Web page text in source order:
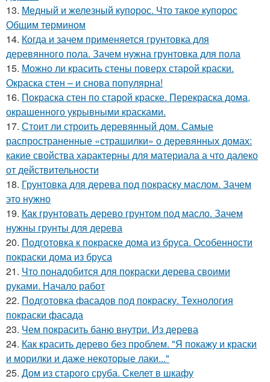
13. Медный и железный купорос. Что такое купорос
Общим термином
14. Когда и зачем применяется грунтовка для
деревянного пола. Зачем нужна грунтовка для пола
15. Можно ли красить стены поверх старой краски.
Окраска стен – и снова популярна!
16. Покраска стен по старой краске. Перекраска дома,
окрашенного укрывными красками.
17. Стоит ли строить деревянный дом. Самые
распространенные «страшилки» о деревянных домах:
какие свойства характерны для материала а что далеко
от действительности
18. Грунтовка для дерева под покраску маслом. Зачем
это нужно
19. Как грунтовать дерево грунтом под масло. Зачем
нужны грунты для дерева
20. Подготовка к покраске дома из бруса. Особенности
покраски дома из бруса
21. Что понадобится для покраски дерева своими
руками. Начало работ
22. Подготовка фасадов под покраску. Технология
покраски фасада
23. Чем покрасить баню внутри. Из дерева
24. Как красить дерево без проблем. "Я покажу и краски
и морилки и даже некоторые лаки..."
25. Дом из старого сруба. Скелет в шкафу